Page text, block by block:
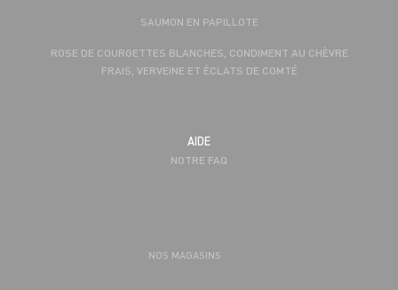
SAUMON EN PAPILLOTE
ROSE DE COURGETTES BLANCHES, CONDIMENT AU CHÈVRE
FRAIS, VERVEINE ET ÉCLATS DE COMTÉ
AIDE
NOTRE FAQ
NOS MAGASINS